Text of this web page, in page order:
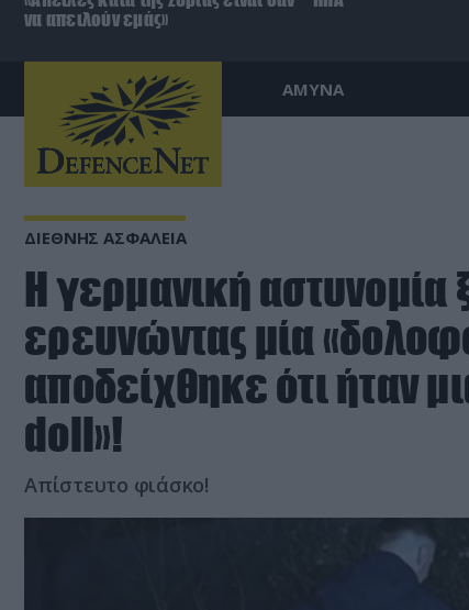
να απειλούν εμάς»
ΑΜΥΝΑ
ΔΙΕΘΝΗΣ ΑΣΦΑΛΕΙΑ
Η γερμανική
ερευνώντας μία
αποδείχθηκε ότι ήταν
doll»!
Απίστευτο φιάσκο!